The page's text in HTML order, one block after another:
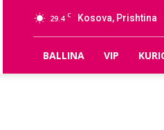
29.4 C Kosova, Prishtina
BALLINA VIP